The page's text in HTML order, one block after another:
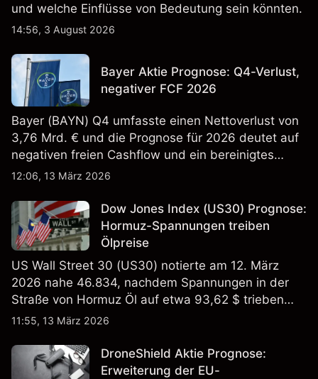
und welche Einflüsse von Bedeutung sein könnten.
14:56, 3 August 2026
Bayer Aktie Prognose: Q4-Verlust,
negativer FCF 2026
Bayer (BAYN) Q4 umfasste einen Nettoverlust von
3,76 Mrd. € und die Prognose für 2026 deutet auf
negativen freien Cashflow und ein bereinigtes
EBITDA von 9,6–10,1 Mrd. € hin. Die
verlässlicher Indikator für zukünftige Ergebnisse.
12:06, 13 März 2026
Dow Jones Index (US30) Prognose:
Hormuz-Spannungen treiben
Ölpreise
US Wall Street 30 (US30) notierte am 12. März
2026 nahe 46.834, nachdem Spannungen in der
Straße von Hormuz Öl auf etwa 93,62 $ trieben
und die US-Arbeitslosigkeit auf 4,4% stieg. Die
verlässlicher Indikator für zukünftige Ergebnisse.
11:55, 13 März 2026
DroneShield Aktie Prognose:
Erweiterung der EU-